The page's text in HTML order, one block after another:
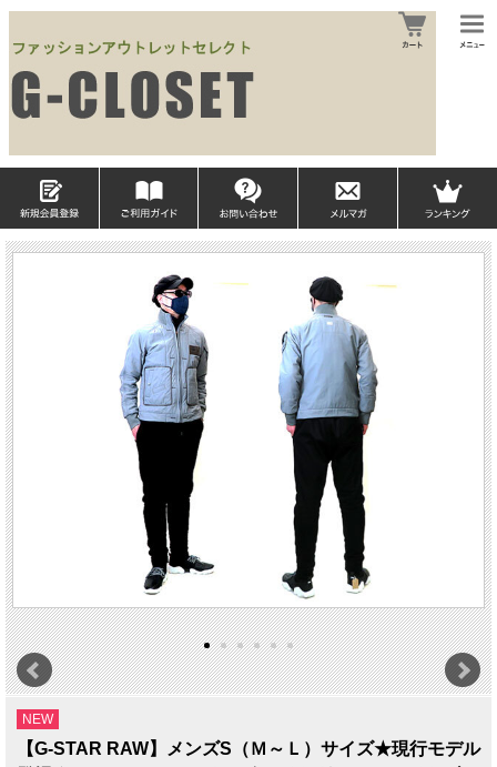
NEW
【G-STAR RAW】メンズS（Ｍ～Ｌ）サイズ★現行モデル